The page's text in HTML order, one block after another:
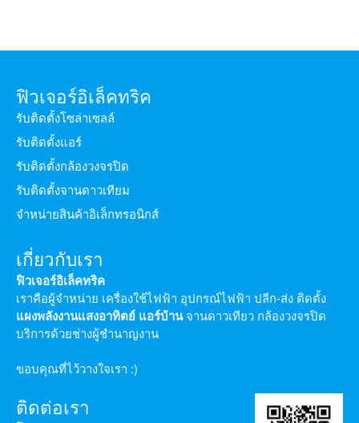
ฟิวเจอร์อิเล็คทริค
รับติดตั้งโซล่าเซลล์
รับติดตั้งแอร์
รับติดตั้งกล้องวงจรปิด
รับติดตั้งจานดาวเทียม
จำหน่ายสินค้าอิเล็กทรอนิกส์
เกี่ยวกับเรา
ฟิวเจอร์อิเล็คทริค
เราคือผู้จำหน่าย เครื่องใช้ไฟฟ้า อุปกรณ์ไฟฟ้า ปลีก-ส่ง ติดตั้ง
แผงพลังงานแสงอาทิตย์ แอร์บ้านจานดาวเทียว กล้องวงจรปิด
บริการด้วยช่างผู้ชำนาญงาน
ขอบคุณที่ไว้วางใจเรา :)
ติดต่อเรา